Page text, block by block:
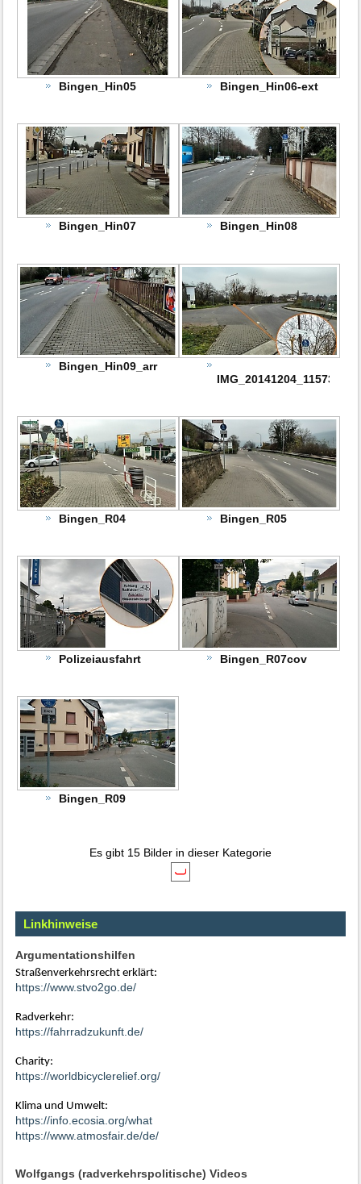
Bingen_Hin05 Bingen_Hin06-ext
Bingen_Hin07 Bingen_Hin08
Bingen_Hin09_arr
Bingen_R04 Bingen_R05
Polizeiausfahrt Bingen_R07cov
Bingen_R09
Es gibt 15 Bilder in dieser Kategorie
Linkhinweise
Argumentationshilfen
Straßenverkehrsrecht erklärt:
https://www.stvo2go.de/
Radverkehr:
https://fahrradzukunft.de/
Charity:
https://worldbicyclerelief.org/
Klima und Umwelt:
https://info.ecosia.org/what
https://www.atmosfair.de/de/
Wolfgangs (radverkehrspolitische) Videos